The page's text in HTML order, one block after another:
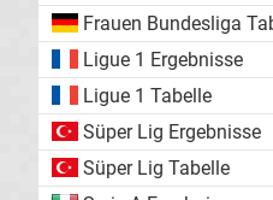
Frauen Bundesliga
Ligue 1 Ergebnisse
Ligue 1 Tabelle
Süper Lig Ergebnisse
Süper Lig Tabelle